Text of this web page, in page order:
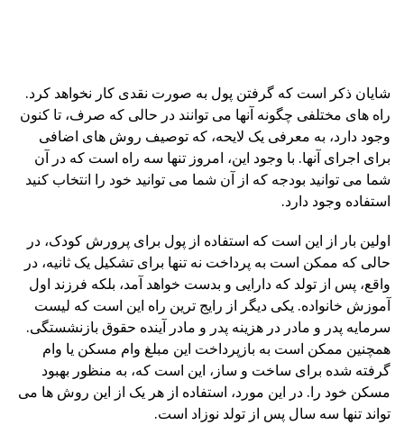
شایان ذکر است که گرفتن پول به صورت نقدی کار نخواهد کرد.
راه های مختلفی چگونه آنها می توانند در حالی که صرف، تا کنون
وجود دارد، به معرفی یک لایحه، که توصیف روش های اضافی
برای اجرای آنها. با وجود این، امروز تنها سه راه است که در آن
شما می توانید بودجه که از آن شما می توانید خود را انتخاب کنید
استفاده وجود دارد.
اولین بار از این است که استفاده از پول برای پرورش کودک، در
حالی که ممکن است به پرداخت نه تنها برای تشکیل یک ثانیه، در
واقع، پس از تولد که دارایی و بدست خواهد آمد، بلکه فرزند اول
آموزش خانواده. یکی دیگر از رایج ترین راه این است که لیست
سرمایه پدر و مادر در هزینه پدر و مادر آینده حقوق بازنشستگی.
همچنین ممکن است به بازپرداخت این مبلغ وام مسکن یا وام
گرفته شده برای ساخت و ساز، این است که، به منظور بهبود
مسکن خود را. در این مورد، استفاده از هر یک از این روش ها می
تواند تنها سه سال پس از تولد نوزاد است.